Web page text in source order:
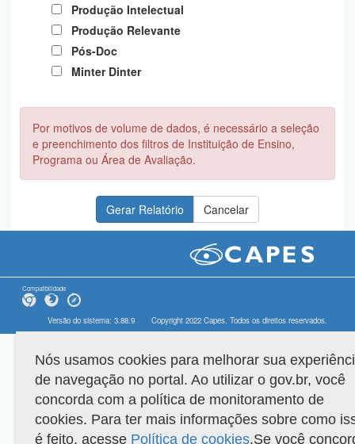
Produção Intelectual
Produção Relevante
Pós-Doc
Minter Dinter
Por motivos de volume de dados, é necessário a seleção
e preenchimento dos filtros de Instituição de Ensino,
Programa ou Área de Avaliação.
Compatibilidade
Versão do sistema: 3.88.9 Copyright 2022 Capes. Todos os direitos reservados.
Nós usamos cookies para melhorar sua
de navegação no portal. Ao utilizar o gov.br, você
concorda com a política de monitoramento de
cookies. Para ter mais informações sobre como
é feito, acesse Política de cookies.Se você